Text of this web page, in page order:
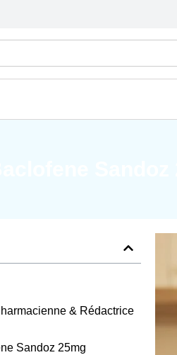
& Rédactrice
Sandoz 25mg